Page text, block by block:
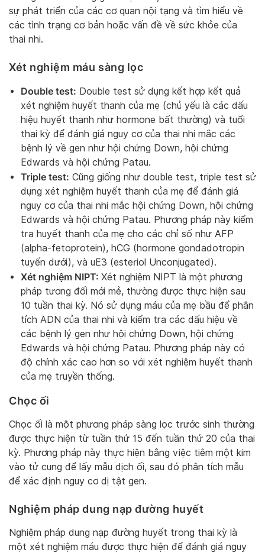
sự phát triển của các cơ quan nội tạng và tìm hiểu về
các tình trạng cơ bản hoặc vấn đề về sức khỏe của
thai nhi.
Xét nghiệm máu sàng lọc
Double test: Double test sử dụng kết hợp kết quả
xét nghiệm huyết thanh của mẹ (chủ yếu là các dấu
hiệu huyết thanh như hormone bất thường) và tuổi
thai kỳ để đánh giá nguy cơ của thai nhi mắc các
bệnh lý về gen như hội chứng Down, hội chứng
Edwards và hội chứng Patau.
Triple test: Cũng giống như double test, triple test sử
dụng xét nghiệm huyết thanh của mẹ để đánh giá
nguy cơ của thai nhi mắc hội chứng Down, hội chứng
Edwards và hội chứng Patau. Phương pháp này kiểm
tra huyết thanh của mẹ cho các chỉ số như AFP
(alpha-fetoprotein), hCG (hormone gondadotropin
tuyến dưới), và uE3 (esteriol Unconjugated).
Xét nghiệm NIPT: Xét nghiệm NIPT là một phương
pháp tương đối mới mẻ, thường được thực hiện sau
10 tuần thai kỳ. Nó sử dụng máu của mẹ bầu để phân
tích ADN của thai nhi và kiểm tra các dấu hiệu về
các bệnh lý gen như hội chứng Down, hội chứng
Edwards và hội chứng Patau. Phương pháp này có
độ chính xác cao hơn so với xét nghiệm huyết thanh
của mẹ truyền thống.
Chọc ối
Chọc ối là một phương pháp sàng lọc trước sinh thường
được thực hiện từ tuần thứ 15 đến tuần thứ 20 của thai
kỳ. Phương pháp này thực hiện bằng việc tiêm một kim
vào tử cung để lấy mẫu dịch ối, sau đó phân tích mẫu
để xác định nguy cơ dị tật gen.
Nghiệm pháp dung nạp đường huyết
Nghiệm pháp dung nạp đường huyết trong thai kỳ là
một xét nghiệm máu được thực hiện để đánh giá nguy